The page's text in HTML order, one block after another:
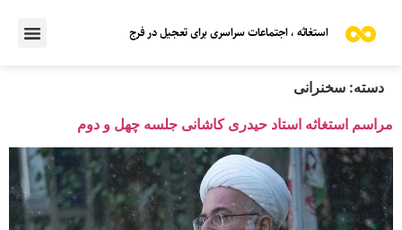
استغاثه ، اجتماعات سراسری برای تعجیل در فرج
دسته: سخنرانی
مراسم استغاثه استاد حیدری کاشانی جلسه چهل و دوم